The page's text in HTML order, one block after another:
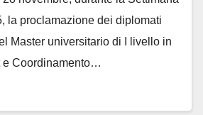
la proclamazione dei diplomati
Master universitario di I livello in
e Coordinamento…